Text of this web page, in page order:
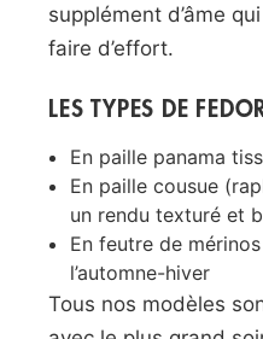
supplément d’âme
faire d’effort.
LES TYPES DE
En paille panama
En paille cousue
un rendu texturé et
En feutre de
l’automne-hiver
Tous nos modèles